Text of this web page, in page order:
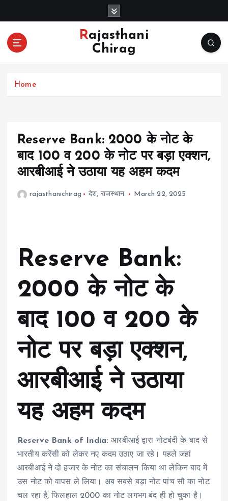
o
Rajasthani
Chirag
Home
Reserve Bank: 2000 के नोट के
बाद 100 व 200 के नोट पर बड़ा एक्शन,
आरबीआई ने उठाया यह अहम कदम
rajasthanichirag देश, राजस्थान March 22, 2025
Reserve Bank:
2000 के नोट के
बाद 100 व 200 के
नोट पर बड़ा एक्शन,
आरबीआई ने उठाया
यह अहम कदम
Reserve Bank of India: आरबीआई द्वारा नोटबंदी के बाद से
भारतीय करेंसी को लेकर नए कदम उठाए जा रहे। पहले जहां
आरबीआई ने दो हजार के नोट का संचालन किया था लेकिन बाद में
उस नोट को वापस ले लिया। अब सबसे बड़ा नोट पांच सौ का नोट
चल रहा है, फिलहाल 2000 का नोट लगभग बंद ही हो चुका है।